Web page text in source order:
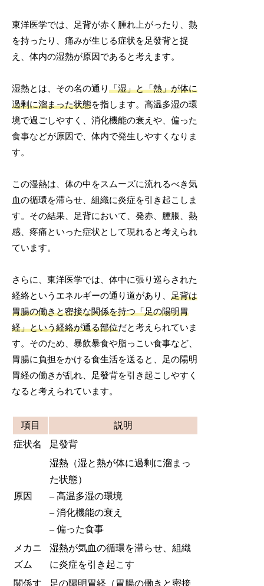
東洋医学では、足背が赤く腫れ上がったり、熱
を持ったり、痛みが生じる症状を足發背と捉
え、体内の湿熱が原因であると考えます。
湿熱とは、その名の通り「湿」と「熱」が体に
過剰に溜まった状態を指します。高温多湿の環
境で過ごしやすく、消化機能の衰えや、偏った
食事などが原因で、体内で発生しやすくなりま
す。
この湿熱は、体の中をスムーズに流れるべき気
血の循環を滞らせ、組織に炎症を引き起こしま
す。その結果、足背において、発赤、腫脹、熱
感、疼痛といった症状として現れると考えられ
ています。
さらに、東洋医学では、体中に張り巡らされた
経絡というエネルギーの通り道があり、足背は
胃腸の働きと密接な関係を持つ「足の陽明胃
経」という経絡が通る部位だと考えられていま
す。そのため、暴飲暴食や脂っこい食事など、
胃腸に負担をかける食生活を送ると、足の陽明
胃経の働きが乱れ、足發背を引き起こしやすく
なると考えられています。
項目
説明
症状名
足發背
原因
湿熱（湿と熱が体に過剰に溜まっ
た状態）
– 高温多湿の環境
– 消化機能の衰え
– 偏った食事
メカニ
ズム
湿熱が気血の循環を滞らせ、組織
に炎症を引き起こす
関係す
足の陽明胃経（胃腸の働きと密接